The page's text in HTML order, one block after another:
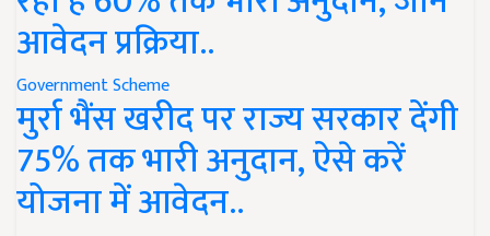
आवेदन प्रक्रिया..
Government Scheme
मुर्रा भैंस खरीद पर राज्य सरकार देंगी
75% तक भारी अनुदान, ऐसे करें
योजना में आवेदन..